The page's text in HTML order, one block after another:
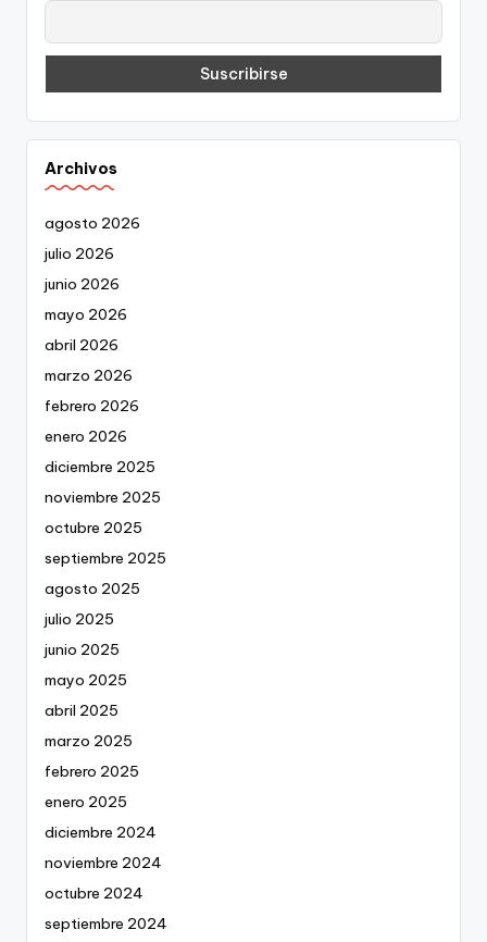
Archivos
agosto 2026
julio 2026
junio 2026
mayo 2026
abril 2026
marzo 2026
febrero 2026
enero 2026
diciembre 2025
noviembre 2025
octubre 2025
septiembre 2025
agosto 2025
julio 2025
junio 2025
mayo 2025
abril 2025
marzo 2025
febrero 2025
enero 2025
diciembre 2024
noviembre 2024
octubre 2024
septiembre 2024